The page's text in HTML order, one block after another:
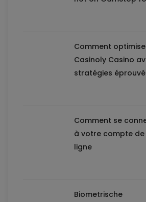
Comment
Casinoly Casino
stratégies
Comment se
à votre compte de
ligne
Biometrische